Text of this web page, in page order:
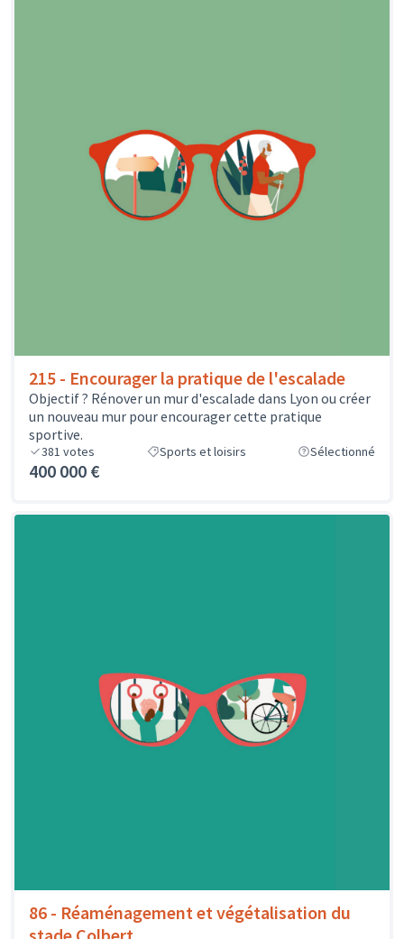
215 - Encourager la pratique de l'escalade
Objectif ? Rénover un mur d'escalade dans Lyon ou créer
un nouveau mur pour encourager cette pratique
sportive.
381 votes Sports et loisirs Sélectionné
400 000 €
86 - Réaménagement et végétalisation du